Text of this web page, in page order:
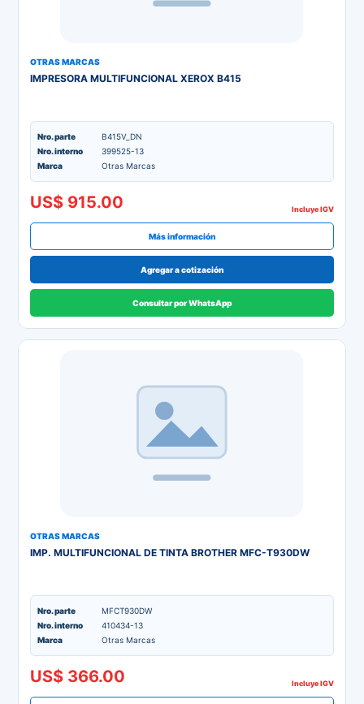
OTRAS MARCAS
IMPRESORA MULTIFUNCIONAL XEROX B415
Nro. parte
B415V_DN
Nro. interno
399525-13
Marca
Otras Marcas
US$ 915.00 Incluye IGV
Más información
Agregar a cotización
Consultar por WhatsApp
OTRAS MARCAS
IMP. MULTIFUNCIONAL DE TINTA BROTHER MFC-T930DW
Nro. parte
MFCT930DW
Nro. interno
410434-13
Marca
Otras Marcas
US$ 366.00 Incluye IGV